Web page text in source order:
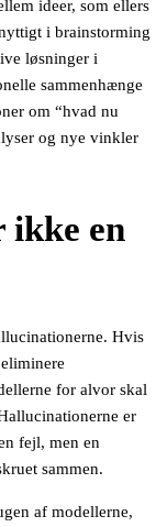
ideer, som ellers
i brainstorming
løsninger i
sammenhænge
om “hvad nu
og nye vinkler
ikke en
Hvis
for alvor skal
er
fejl, men en
sammen.
af modellerne,